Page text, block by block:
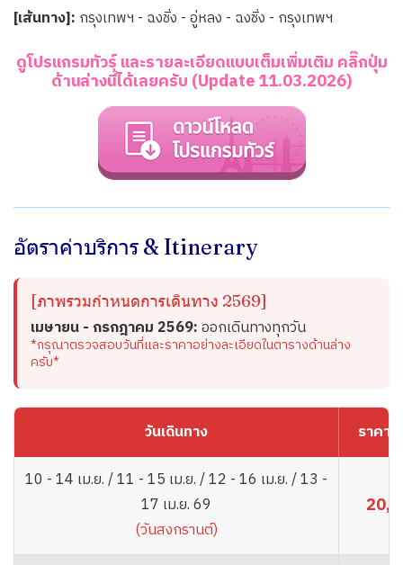
[เส้นทาง]: กรุงเทพฯ - ฉงชิ่ง - อู่หลง - ฉงชิ่ง - กรุงเทพฯ
ดูโปรแกรมทัวร์ และรายละเอียดแบบเต็มเพิ่มเติม คลิ๊กปุ่ม
ด้านล่างนี้ได้เลยครับ (Update 11.03.2026)
อัตราค่าบริการ & Itinerary
[ภาพรวมกำหนดการเดินทาง 2569]
เมษายน - กรกฎาคม 2569:ออกเดินทางทุกวัน
*กรุณาตรวจสอบวันที่และราคาอย่างละเอียดในตารางด้านล่าง
ครับ*
วันเดินทาง
ราคา
10 - 14 เม.ย. / 11 - 15 เม.ย. / 12 - 16 เม.ย. / 13 -
17 เม.ย. 69
(วันสงกรานต์)